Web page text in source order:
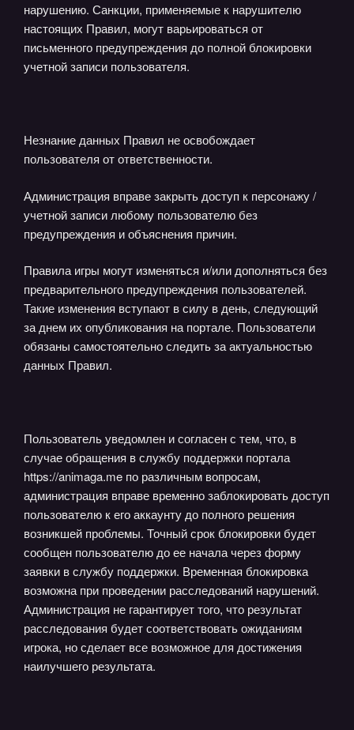
нарушению. Санкции, применяемые к нарушителю
настоящих Правил, могут варьироваться от
письменного предупреждения до полной блокировки
учетной записи пользователя.
Незнание данных Правил не освобождает
пользователя от ответственности.
Администрация вправе закрыть доступ к персонажу /
учетной записи любому пользователю без
предупреждения и объяснения причин.
Правила игры могут изменяться и/или дополняться без
предварительного предупреждения пользователей.
Такие изменения вступают в силу в день, следующий
за днем их опубликования на портале. Пользователи
обязаны самостоятельно следить за актуальностью
данных Правил.
Пользователь уведомлен и согласен с тем, что, в
случае обращения в службу поддержки портала
https://animaga.me по различным вопросам,
администрация вправе временно заблокировать доступ
пользователю к его аккаунту до полного решения
возникшей проблемы. Точный срок блокировки будет
сообщен пользователю до ее начала через форму
заявки в службу поддержки. Временная блокировка
возможна при проведении расследований нарушений.
Администрация не гарантирует того, что результат
расследования будет соответствовать ожиданиям
игрока, но сделает все возможное для достижения
наилучшего результата.